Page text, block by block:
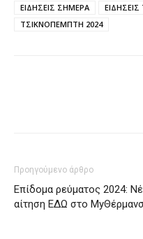
ΕΙΔΗΣΕΙΣ ΣΗΜΕΡΑ
ΤΣΙΚΝΟΠΕΜΠΤΗ 2024
Προηγούμενο άρθρο
Επίδομα ρεύματος 2024:
αίτηση ΕΔΩ στο